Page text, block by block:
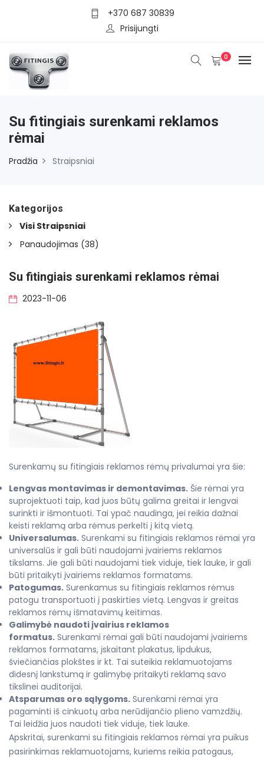
+370 687 30839
Prisijungti
0
Su fitingiais surenkami reklamos
rėmai
Pradžia Straipsniai
Kategorijos
Visi Straipsniai
Panaudojimas (38)
Su fitingiais surenkami reklamos rėmai
2023-11-06
Surenkamų su fitingiais reklamos rėmų privalumai yra šie:
Lengvas montavimas ir demontavimas. Šie rėmai yra
suprojektuoti taip, kad juos būtų galima greitai ir lengvai
surinkti ir išmontuoti. Tai ypač naudinga, jei reikia dažnai
keisti reklamą arba rėmus perkelti į kitą vietą.
Universalumas. Surenkami su fitingiais reklamos rėmai yra
universalūs ir gali būti naudojami įvairiems reklamos
tikslams. Jie gali būti naudojami tiek viduje, tiek lauke, ir gali
būti pritaikyti įvairiems reklamos formatams.
Patogumas. Surenkamus su fitingiais reklamos rėmus
patogu transportuoti į paskirties vietą. Lengvas ir greitas
reklamos rėmų išmatavimų keitimas.
Galimybė naudoti įvairius reklamos
formatus. Surenkami rėmai gali būti naudojami įvairiems
reklamos formatams, įskaitant plakatus, lipdukus,
šviečiančias plokštes ir kt. Tai suteikia reklamuotojams
didesnį lankstumą ir galimybę pritaikyti reklamą savo
tikslinei auditorijai.
Atsparumas oro sąlygoms. Surenkami rėmai yra
pagaminti iš cinkuotų arba nerūdijančio plieno vamzdžių.
Tai leidžia juos naudoti tiek viduje, tiek lauke.
Apskritai, surenkami su fitingiais reklamos rėmai yra puikus
pasirinkimas reklamuotojams, kuriems reikia patogaus,